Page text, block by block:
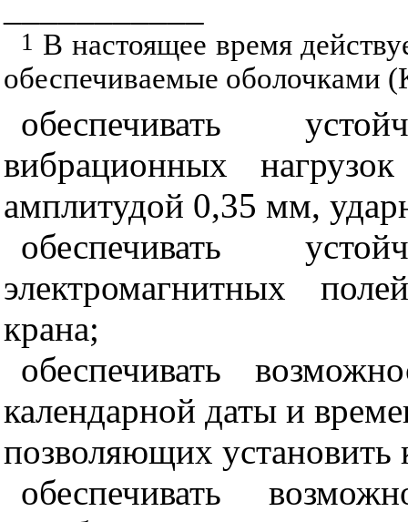
1 В настоящее время
обеспечиваемые оболочками
обеспечивать
вибрационных
амплитудой 0,35 мм,
обеспечивать
электромагнитных
крана;
обеспечивать
календарной даты и
позволяющих установить
обеспечивать